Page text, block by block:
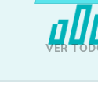
VER